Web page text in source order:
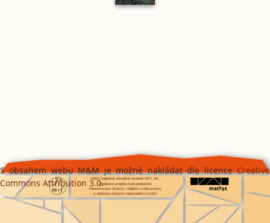
S obsahem webu M&M je možné nakládat dle licenceCreative
Commons Attribution 3.0.